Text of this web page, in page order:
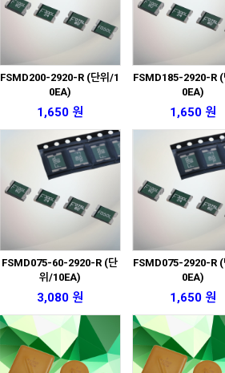
FSMD200-2920-R (단위/1
0EA)
1,650 원
FSMD185-2920-R
0EA)
1,650 원
FSMD075-60-2920-R (단
위/10EA)
3,080 원
FSMD075-2920-R
0EA)
1,650 원